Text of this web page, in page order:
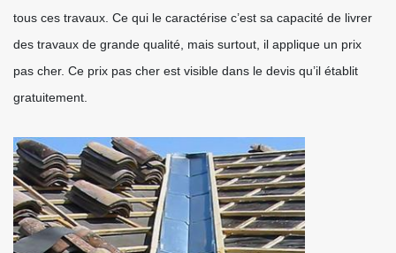
tous ces travaux. Ce qui le caractérise c’est sa capacité de livrer
des travaux de grande qualité, mais surtout, il applique un prix
pas cher. Ce prix pas cher est visible dans le devis qu’il établit
gratuitement.